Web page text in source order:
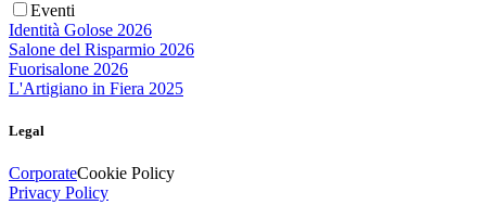
Eventi
Identità Golose 2026
Salone del Risparmio 2026
Fuorisalone 2026
L'Artigiano in Fiera 2025
Legal
CorporateCookie Policy
Privacy Policy